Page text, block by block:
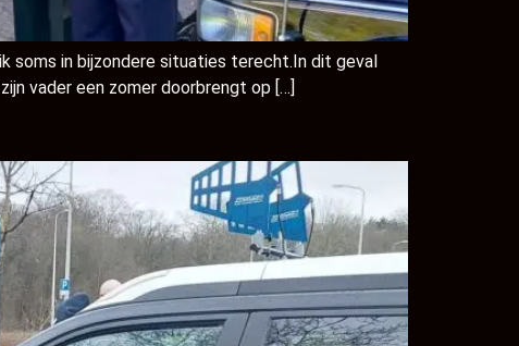
soms in bijzondere situaties terecht.In dit geval
vader een zomer doorbrengt op […]